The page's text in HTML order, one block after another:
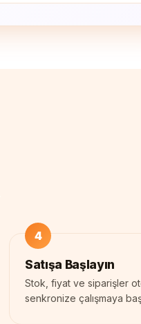
Satışa Başlayın
Stok, fiyat ve siparişler
senkronize çalışmaya